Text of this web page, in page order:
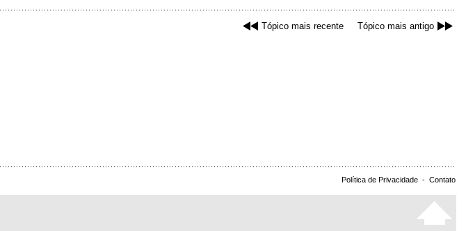
Tópico mais recente Tópico mais antigo
Política de Privacidade - Contato